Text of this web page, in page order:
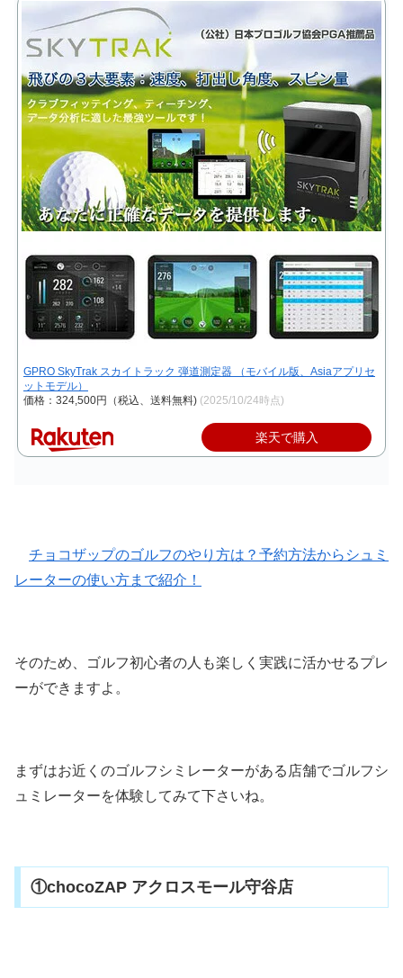
GPRO SkyTrak スカイトラック 弾道測定器 （モバイル版、Asiaアプリセ
ットモデル）
価格：324,500円（税込、送料無料) (2025/10/24時点)
楽天で購入
チョコザップのゴルフのやり方は？予約方法からシュミ
レーターの使い方まで紹介！
そのため、ゴルフ初心者の人も楽しく実践に活かせるプレ
ーができますよ。
まずはお近くのゴルフシミレーターがある店舗でゴルフシ
ュミレーターを体験してみて下さいね。
①chocoZAP アクロスモール守谷店